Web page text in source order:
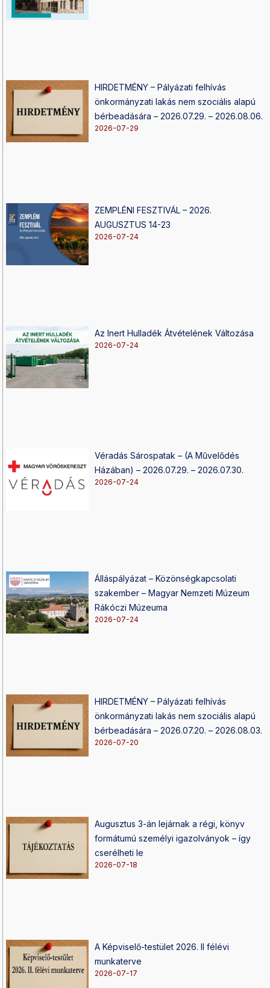
HIRDETMÉNY – Pályázati felhívás
önkormányzati lakás nem szociális alapú
bérbeadására – 2026.07.29. – 2026.08.06.
2026-07-29
ZEMPLÉNI FESZTIVÁL – 2026.
AUGUSZTUS 14-23
2026-07-24
Az Inert Hulladék Átvételének Változása
2026-07-24
Véradás Sárospatak – (A Művelődés
Házában) – 2026.07.29. – 2026.07.30.
2026-07-24
Álláspályázat – Közönségkapcsolati
szakember – Magyar Nemzeti Múzeum
Rákóczi Múzeuma
2026-07-24
HIRDETMÉNY – Pályázati felhívás
önkormányzati lakás nem szociális alapú
bérbeadására – 2026.07.20. – 2026.08.03.
2026-07-20
Augusztus 3-án lejárnak a régi, könyv
formátumú személyi igazolványok – így
cserélheti le
2026-07-18
A Képviselő-testület 2026. II félévi
munkaterve
2026-07-17